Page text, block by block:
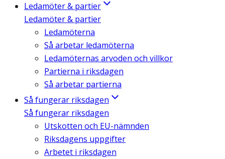
Ledamöter & partier
Ledamöter & partier
Ledamöterna
Så arbetar ledamöterna
Ledamöternas arvoden och villkor
Partierna i riksdagen
Så arbetar partierna
Så fungerar riksdagen
Så fungerar riksdagen
Utskotten och EU-nämnden
Riksdagens uppgifter
Arbetet i riksdagen